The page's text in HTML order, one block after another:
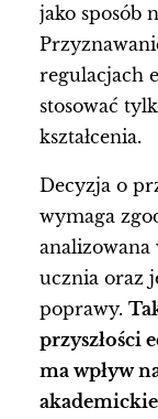
jako sposób
regulacjach
stosować
kształcenia.
Decyzja o
wymaga
ucznia oraz
poprawy.
przyszłości
ma wpływ